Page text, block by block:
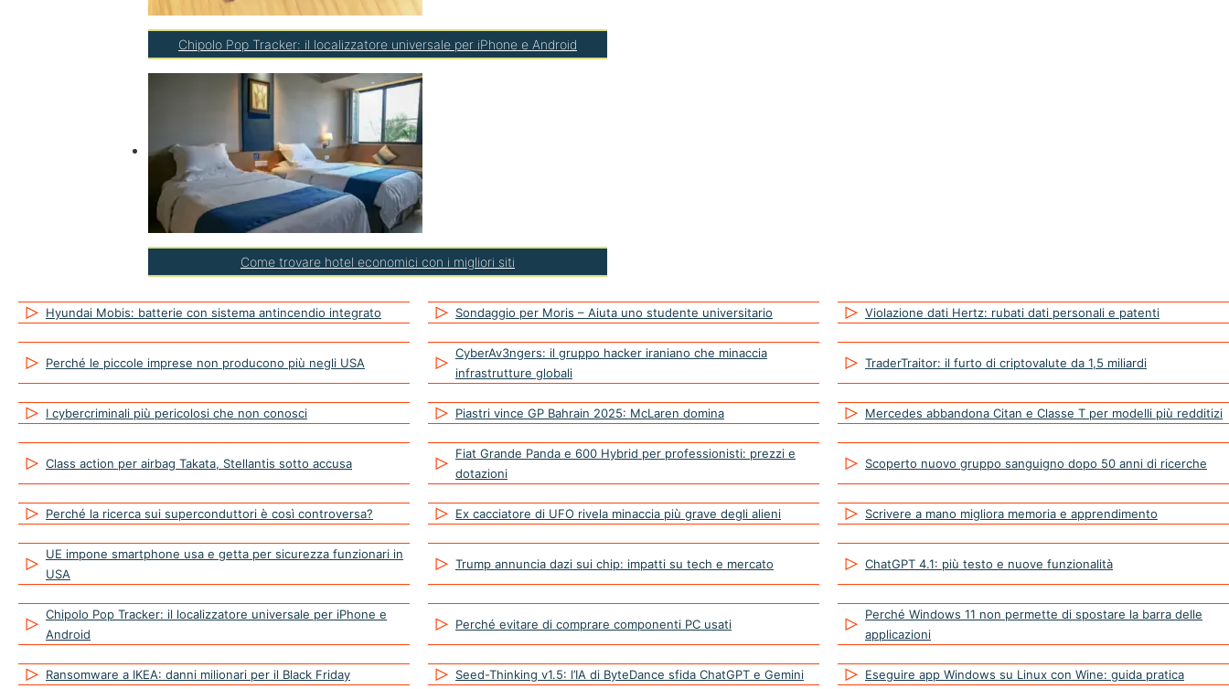
Chipolo Pop Tracker: il localizzatore universale per iPhone e Android
Come trovare hotel economici con i migliori siti
Hyundai Mobis: batterie con sistema antincendio integrato Sondaggio per Moris – Aiuta uno studente universitario Violazione dati Hertz: rubati dati personali e patenti
Perché le piccole imprese non producono più negli USA
CyberAv3ngers: il gruppo hacker iraniano che minaccia
infrastrutture globali
TraderTraitor: il furto di criptovalute da 1,5 miliardi
I cybercriminali più pericolosi che non conosci Piastri vince GP Bahrain 2025: McLaren domina Mercedes abbandona Citan e Classe T per modelli più redditizi
Class action per airbag Takata, Stellantis sotto accusa
Fiat Grande Panda e 600 Hybrid per professionisti: prezzi e
dotazioni
Scoperto nuovo gruppo sanguigno dopo 50 anni di ricerche
Perché la ricerca sui superconduttori è così controversa? Ex cacciatore di UFO rivela minaccia più grave degli alieni Scrivere a mano migliora memoria e apprendimento
UE impone smartphone usa e getta per sicurezza funzionari in
USA
Trump annuncia dazi sui chip: impatti su tech e mercato ChatGPT 4.1: più testo e nuove funzionalità
Chipolo Pop Tracker: il localizzatore universale per iPhone e
Android
Perché evitare di comprare componenti PC usati
Perché Windows 11 non permette di spostare la barra delle
applicazioni
Ransomware a IKEA: danni milionari per il Black Friday Seed-Thinking v1.5: l’IA di ByteDance sfida ChatGPT e Gemini Eseguire app Windows su Linux con Wine: guida pratica